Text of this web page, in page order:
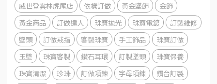
威世登雲林虎尾店
依樣訂做 黃金墜飾
金飾
黃金商品
訂做達人 珠寶拋光 珠寶電鍍
訂製維修
墜頭
訂做戒指 客製珠寶 手工飾品
珠寶訂做
玉墜
珠寶客製 鑽石耳環 訂製墜頭
珠寶保養
珠寶清潔
珍珠 訂做項鍊 字母項鍊
鑽台訂製